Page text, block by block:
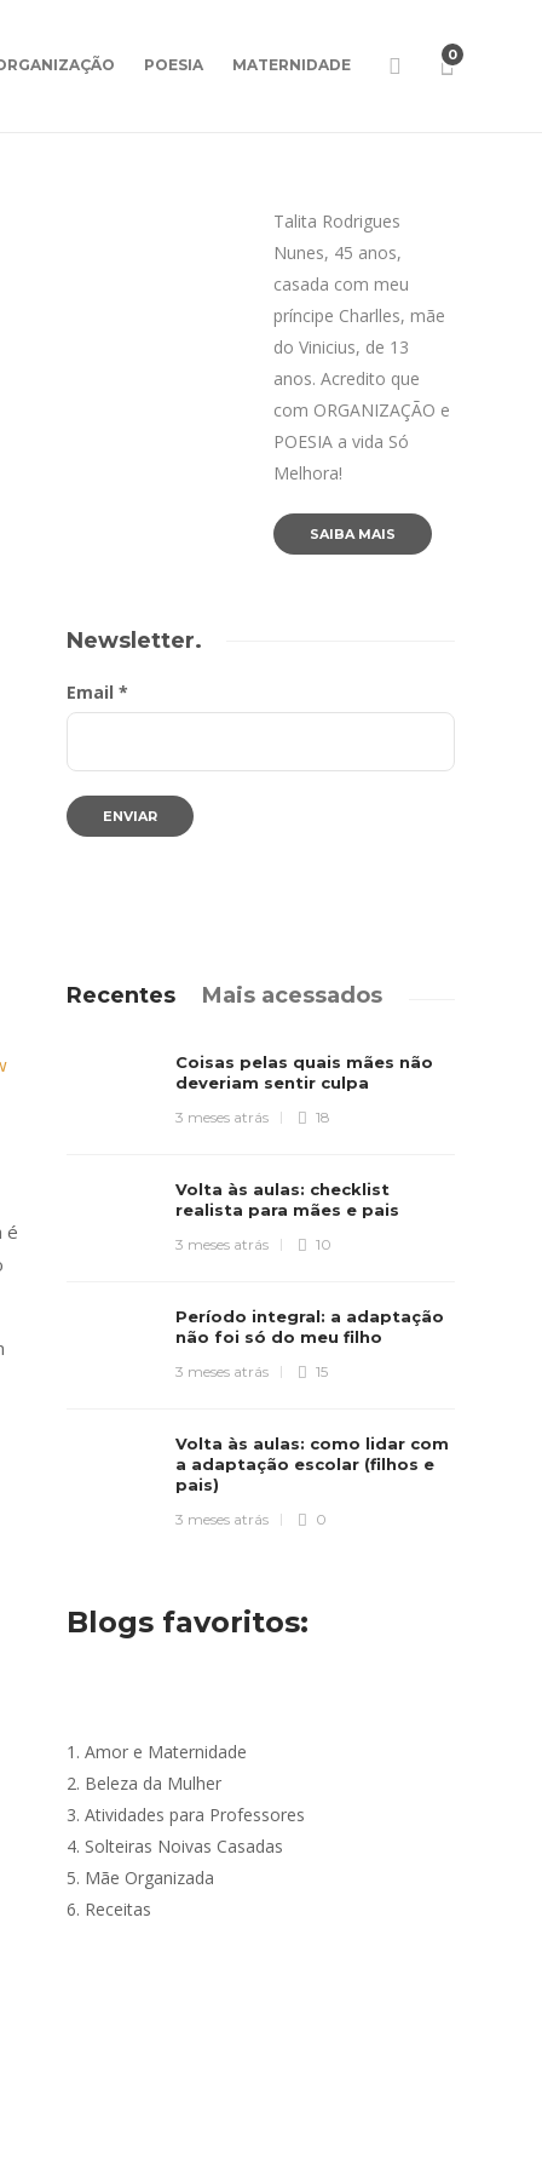
POESIA MATERNIDADE
0
é
Talita Rodrigues
Nunes, 45 anos,
casada com meu
príncipe Charlles, mãe
do Vinicius, de 13
anos. Acredito que
com ORGANIZAÇÃO e
POESIA a vida Só
Melhora!
SAIBA MAIS
Newsletter.
Email *
Recentes Mais acessados
Coisas pelas quais mães não
deveriam sentir culpa
3 meses atrás 18
Volta às aulas: checklist
realista para mães e pais
3 meses atrás 10
Período integral: a adaptação
não foi só do meu filho
3 meses atrás 15
Volta às aulas: como lidar com
a adaptação escolar (filhos e
pais)
3 meses atrás 0
Blogs favoritos:
1.Amor e Maternidade
2. Beleza da Mulher
3.Atividades para Professores
4. Solteiras Noivas Casadas
5. Mãe Organizada
6. Receitas